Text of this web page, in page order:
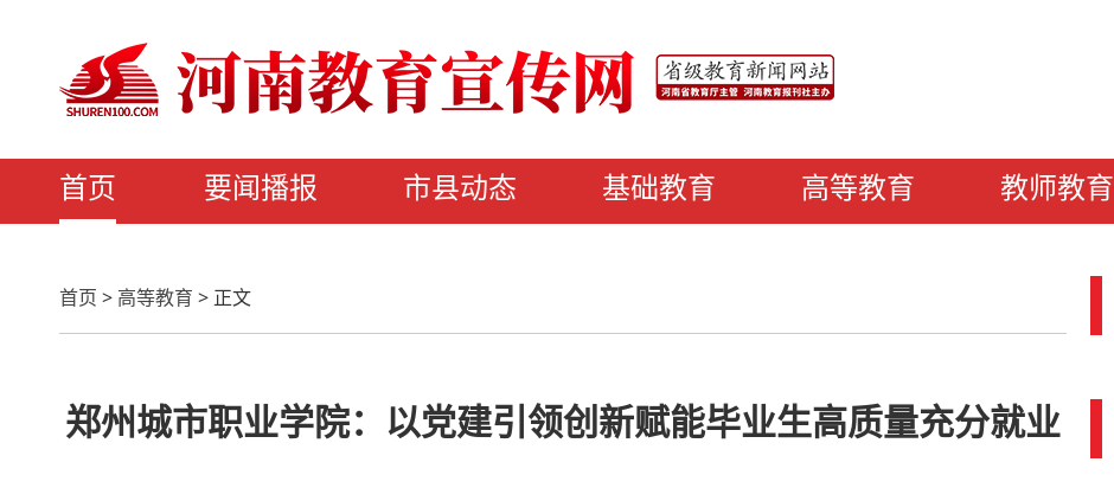
首页 要闻播报 市县动态 基础教育 高等教育 教师教育
首页 > 高等教育 > 正文
郑州城市职业学院：以党建引领创新赋能毕业生高质量充分就业